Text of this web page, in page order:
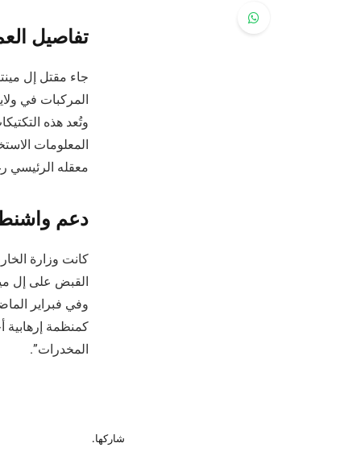
تفاصيل
جاء مقتل إل
المركبات في
وتُعد هذه
المعلومات
معقله الرئيسي
دعم
القبض على إل
وفي فبراير
كمنظمة إرهابية
المخدرات”.
شاركها.